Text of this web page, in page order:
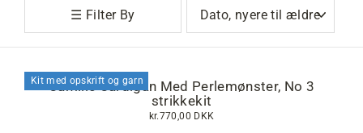
☰ Filter By
Kit med opskrift og garn
Camille Cardigan Med Perlemønster, No 3
strikkekit
kr.770,00 DKK